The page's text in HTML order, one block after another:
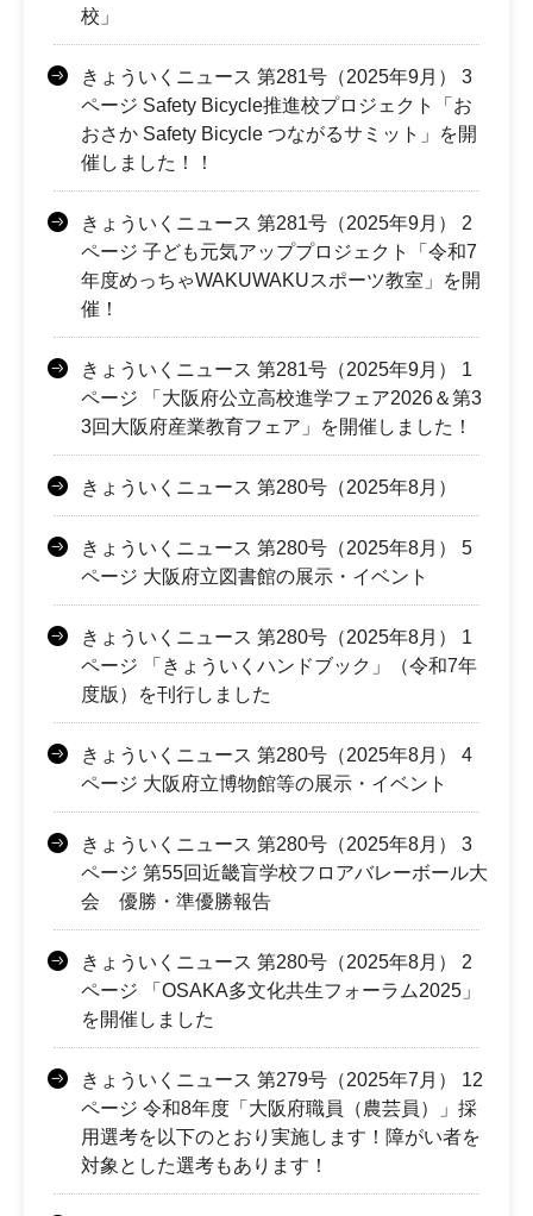
校」
きょういくニュース 第281号（2025年9月） 3
ページ Safety Bicycle推進校プロジェクト「お
おさか Safety Bicycle つながるサミット」を開
催しました！！
きょういくニュース 第281号（2025年9月） 2
ページ 子ども元気アッププロジェクト「令和7
年度めっちゃWAKUWAKUスポーツ教室」を開
催！
きょういくニュース 第281号（2025年9月） 1
ページ 「大阪府公立高校進学フェア2026＆第3
3回大阪府産業教育フェア」を開催しました！
きょういくニュース 第280号（2025年8月）
きょういくニュース 第280号（2025年8月） 5
ページ 大阪府立図書館の展示・イベント
きょういくニュース 第280号（2025年8月） 1
ページ 「きょういくハンドブック」（令和7年
度版）を刊行しました
きょういくニュース 第280号（2025年8月） 4
ページ 大阪府立博物館等の展示・イベント
きょういくニュース 第280号（2025年8月） 3
ページ 第55回近畿盲学校フロアバレーボール大
会 優勝・準優勝報告
きょういくニュース 第280号（2025年8月） 2
ページ 「OSAKA多文化共生フォーラム2025」
を開催しました
きょういくニュース 第279号（2025年7月） 12
ページ 令和8年度「大阪府職員（農芸員）」採
用選考を以下のとおり実施します！障がい者を
対象とした選考もあります！